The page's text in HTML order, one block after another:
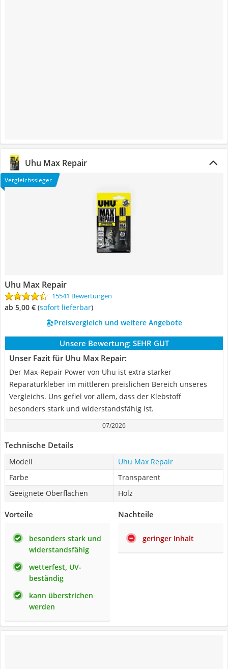
Uhu Max Repair
Vergleichssieger
Uhu Max Repair
15541 Bewertungen
ab 5,00 € ( Sofort lieferbar)
Preisvergleich und weitere Angebote
Unsere Bewertung: SEHR GUT
Unser Fazit für Uhu Max Repair:
Der Max-Repair Power von Uhu ist extra starker
Reparaturkleber im mittleren preislichen Bereich unseres
Vergleichs. Uns gefiel vor allem, dass der Klebstoff
besonders stark und widerstandsfähig ist.
07/2026
Technische Details
Modell
Uhu Max Repair
Farbe
Transparent
Geeignete Oberflächen
Holz
Vorteile
besonders stark und
widerstandsfähig
wetterfest, UV-
beständig
kann überstrichen
werden
Nachteile
geringer Inhalt